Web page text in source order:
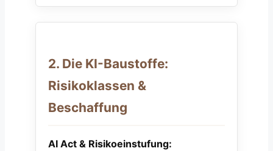
2. Die KI-Baustoffe:
Risikoklassen &
Beschaffung
AI Act & Risikoeinstufung: